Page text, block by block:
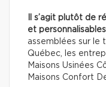
Il s’agit plutôt de
et personnalisables
assemblées sur le
Québec, les
Maisons Usinées
Maisons Confort